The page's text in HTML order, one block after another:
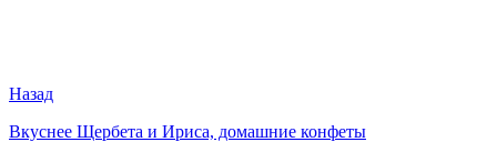
Назад
Вкуснее Щербета и Ириса, домашние конфеты